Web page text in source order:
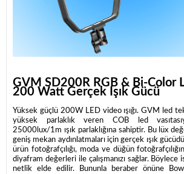
GVM SD200R RGB & Bi-Color
200 Watt Gerçek Işık Gücü
Yüksek güçlü 200W LED video ışığı. GVM led
yüksek parlaklık veren COB led
25000lux/1m ışık parlaklığına sahiptir. Bu lüx
geniş mekan aydınlatmaları için gerçek ışık
ürün fotoğrafçılığı, moda ve düğün
diyafram değerleri ile çalışmanızı sağlar.
netlik elde edilir. Bununla beraber önüne